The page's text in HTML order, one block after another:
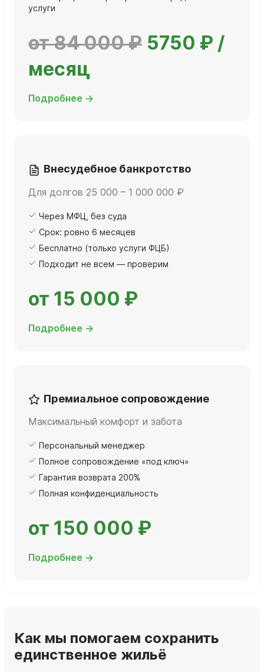
услуги
от 84 000 ₽ 5750 ₽ /
месяц
Подробнее →
Внесудебное банкротство
Для долгов 25 000 – 1 000 000 ₽
Через МФЦ, без суда
Срок: ровно 6 месяцев
Бесплатно (только услуги ФЦБ)
Подходит не всем — проверим
от 15 000 ₽
Подробнее →
Премиальное сопровождение
Максимальный комфорт и забота
Персональный менеджер
Полное сопровождение «под ключ»
Гарантия возврата 200%
Полная конфиденциальность
от 150 000 ₽
Подробнее →
Как мы помогаем сохранить
единственное жильё